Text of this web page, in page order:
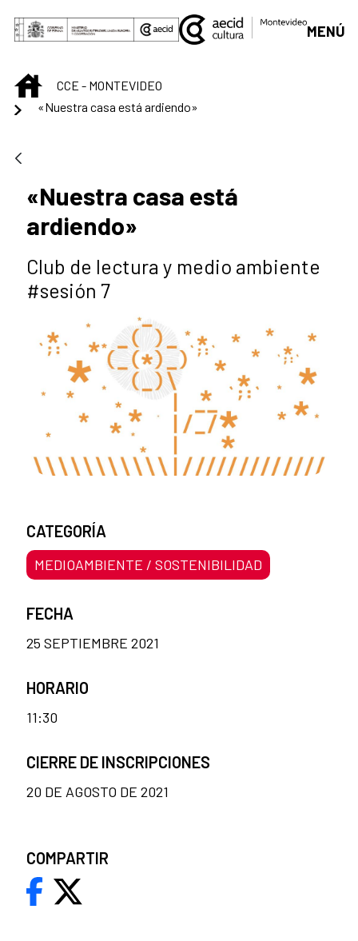
Saltar al contenido principal
MENÚ
INICIOCCE - MONTEVIDEO
«Nuestra casa está ardiendo»
«Nuestra casa está
ardiendo»
Club de lectura y medio ambiente
#sesión 7
CATEGORÍA
MEDIOAMBIENTE / SOSTENIBILIDAD
FECHA
25 SEPTIEMBRE 2021
HORARIO
11:30
CIERRE DE INSCRIPCIONES
20 DE AGOSTO DE 2021
COMPARTIR